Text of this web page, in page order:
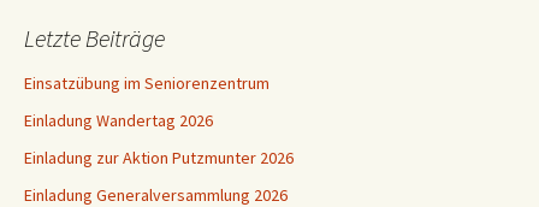
Letzte Beiträge
Einsatzübung im Seniorenzentrum
Einladung Wandertag 2026
Einladung zur Aktion Putzmunter 2026
Einladung Generalversammlung 2026